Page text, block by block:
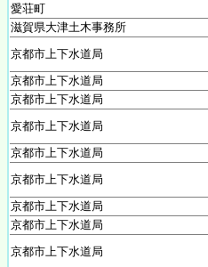
愛荘町
滋賀県大津土木事務所
京都市上下水道局
京都市上下水道局
京都市上下水道局
京都市上下水道局
京都市上下水道局
京都市上下水道局
京都市上下水道局
京都市上下水道局
京都市上下水道局